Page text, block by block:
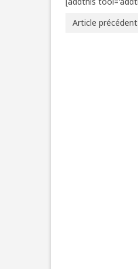
Article précédent